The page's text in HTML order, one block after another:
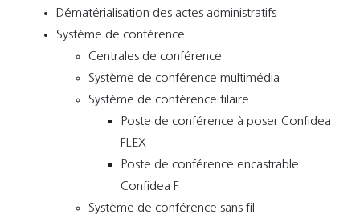
Dématérialisation des actes administratifs
Système de conférence
Centrales de conférence
Système de conférence multimédia
Système de conférence filaire
Poste de conférence à poser Confidea
FLEX
Poste de conférence encastrable
Confidea F
Système de conférence sans fil